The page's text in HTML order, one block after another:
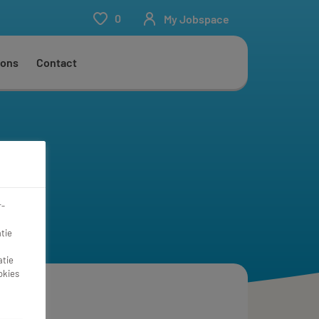
Contact
0 My Jobspace